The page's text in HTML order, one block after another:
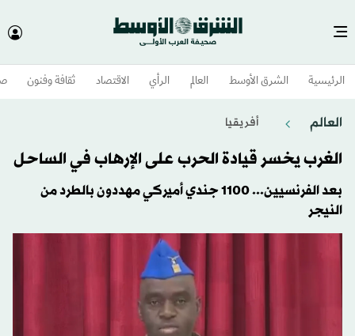
الرئيسية الشرق الأوسط​ العالم الرأي الاقتصاد ثقافة وفنون
العالم أفريقيا
الغرب يخسر قيادة الحرب على الإرهاب في الساحل
بعد الفرنسيين... 1100 جندي أميركي مهددون بالطرد من
النيجر